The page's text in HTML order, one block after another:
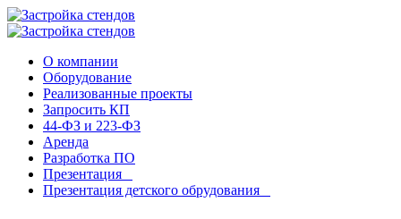
О компании
Оборудование
Реализованные проекты
Запросить КП
44-ФЗ и 223-ФЗ
Аренда
Разработка ПО
Презентация
Презентация детского обрудования